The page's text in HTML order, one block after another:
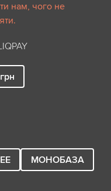
нам, чого не
грн
МОНОБАЗА